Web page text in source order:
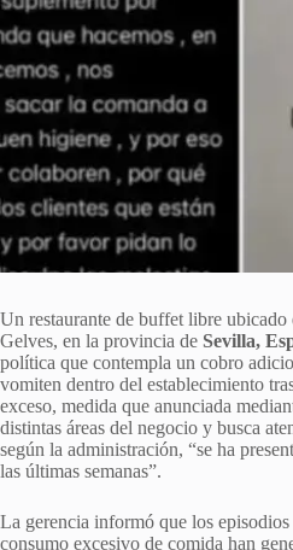
Un restaurante de buffet libre ubicado
Gelves, en la provincia de Sevilla,
política que contempla un cobro
vomiten dentro del establecimiento
exceso, medida que anunciada
distintas áreas del negocio y busca
según la administración, “se ha
las últimas semanas”.
La gerencia informó que los
consumo excesivo de comida han